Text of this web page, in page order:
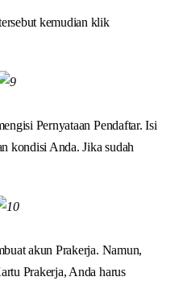
kemudian klik
Pernyataan Pendaftar. Isi
kondisi Anda. Jika sudah
akun Prakerja. Namun,
Prakerja, Anda harus